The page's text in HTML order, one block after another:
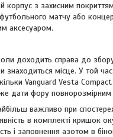
корпус з захисним
матчу або
аксесуаром.
доходить справа до
місце. У той
Vanguard Vesta
дати фору
важливо при
в комплекті кришок
і заповнення азотом в